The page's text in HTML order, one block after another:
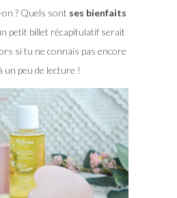
? Quels sont ses bienfaits
petit billet récapitulatif serait
si tu ne connais pas encore
un peu de lecture !